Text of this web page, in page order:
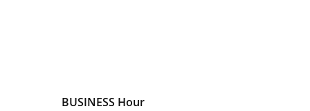
BUSINESS Hour